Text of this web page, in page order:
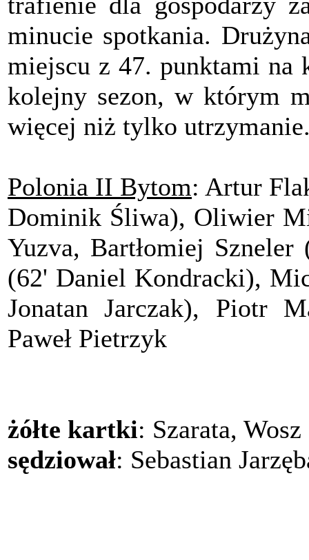
minucie spotkania.
miejscu z 47. punktami na
kolejny sezon, w którym
więcej niż tylko
Polonia II Bytom: Artur
Dominik Śliwa), Oliwier
Yuzva, Bartłomiej
(62' Daniel Kondracki),
Jonatan Jarczak), Piotr
Paweł Pietrzyk
żółte kartki: Szarata,
sędziował: Sebastian